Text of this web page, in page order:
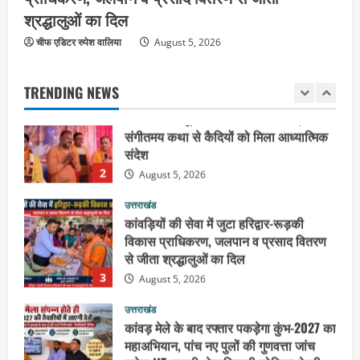
श्रद्धालुओं का दिल
चीफ एडिटर रुपेश वालिया August 5, 2026
TRENDING NEWS
2
उत्तराखंड
जिला जेल में गूंजा मां गंगा का महिमा गान,
3
उत्तराखंड
कांवड़ियों की सेवा में जुटा हरिद्वार-रूड़की
विकास प्राधिकरण, जलपान व प्रसाद वितरण
से जीता श्रद्धालुओं का दिल
August 5, 2026
4
उत्तराखंड
कांवड़ मेले के बाद रफ्तार पकड़ेगा कुंभ-2027 का
महाअभियान, पांच नए पुलों की गुणवत्ता जांच
करेगा IIT रुड़की, मेलाधिकारी सोनिका ने की
तैयारियों की समीक्षा
August 5, 2026
उत्तराखंड